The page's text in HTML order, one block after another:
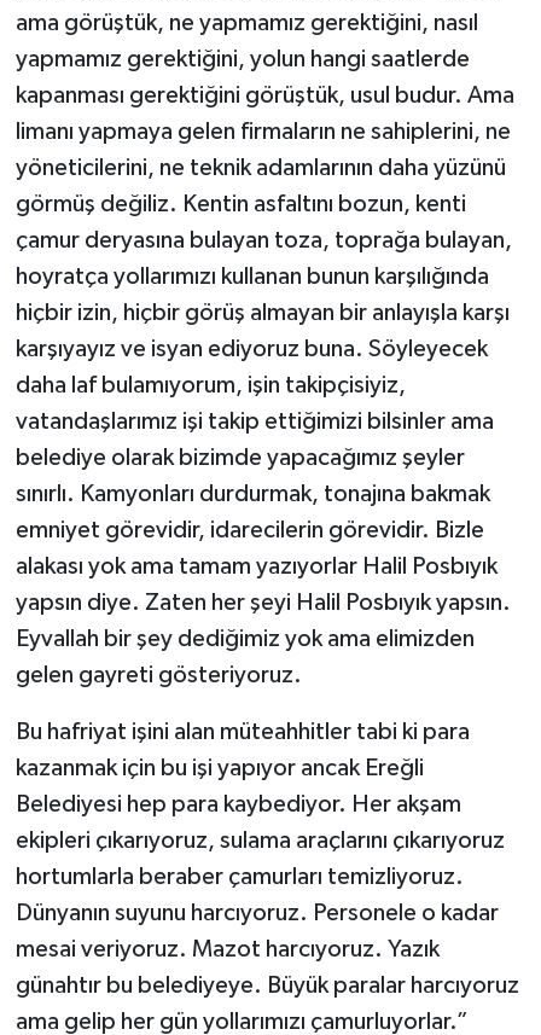
ama görüştük, ne yapmamız gerektiğini, nasıl
yapmamız gerektiğini, yolun hangi saatlerde
kapanması gerektiğini görüştük, usul budur. Ama
limanı yapmaya gelen firmaların ne sahiplerini, ne
yöneticilerini, ne teknik adamlarının daha yüzünü
görmüş değiliz. Kentin asfaltını bozun, kenti
çamur deryasına bulayan toza, toprağa bulayan,
hoyratça yollarımızı kullanan bunun karşılığında
hiçbir izin, hiçbir görüş almayan bir anlayışla karşı
karşıyayız ve isyan ediyoruz buna. Söyleyecek
daha laf bulamıyorum, işin takipçisiyiz,
vatandaşlarımız işi takip ettiğimizi bilsinler ama
belediye olarak bizimde yapacağımız şeyler
sınırlı. Kamyonları durdurmak, tonajına bakmak
emniyet görevidir, idarecilerin görevidir. Bizle
alakası yok ama tamam yazıyorlar Halil Posbıyık
yapsın diye. Zaten her şeyi Halil Posbıyık yapsın.
Eyvallah bir şey dediğimiz yok ama elimizden
gelen gayreti gösteriyoruz.
Bu hafriyat işini alan müteahhitler tabi ki para
kazanmak için bu işi yapıyor ancak Ereğli
Belediyesi hep para kaybediyor. Her akşam
ekipleri çıkarıyoruz, sulama araçlarını çıkarıyoruz
hortumlarla beraber çamurları temizliyoruz.
Dünyanın suyunu harcıyoruz. Personele o kadar
mesai veriyoruz. Mazot harcıyoruz. Yazık
günahtır bu belediyeye. Büyük paralar harcıyoruz
ama gelip her gün yollarımızı çamurluyorlar.”